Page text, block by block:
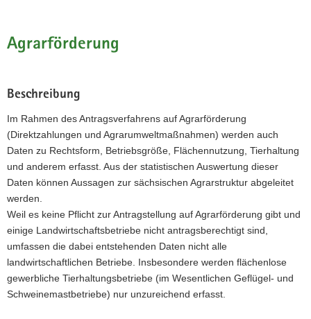
i
t
Agrarförderung
Beschreibung
Im Rahmen des Antragsverfahrens auf Agrarförderung
(Direktzahlungen und Agrarumweltmaßnahmen) werden auch
Daten zu Rechtsform, Betriebsgröße, Flächennutzung, Tierhaltung
und anderem erfasst. Aus der statistischen Auswertung dieser
Daten können Aussagen zur sächsischen Agrarstruktur abgeleitet
werden.
Weil es keine Pflicht zur Antragstellung auf Agrarförderung gibt und
einige Landwirtschaftsbetriebe nicht antragsberechtigt sind,
umfassen die dabei entstehenden Daten nicht alle
landwirtschaftlichen Betriebe. Insbesondere werden flächenlose
gewerbliche Tierhaltungsbetriebe (im Wesentlichen Geflügel- und
Schweinemastbetriebe) nur unzureichend erfasst.